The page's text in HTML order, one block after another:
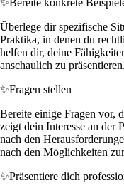
Überlege dir spezifische
Praktika, in denen du
helfen dir, deine
anschaulich zu präsentieren.
✨Fragen stellen
Bereite einige Fragen vor,
zeigt dein Interesse an der
nach den
nach den Möglichkeiten
✨Präsentiere dich